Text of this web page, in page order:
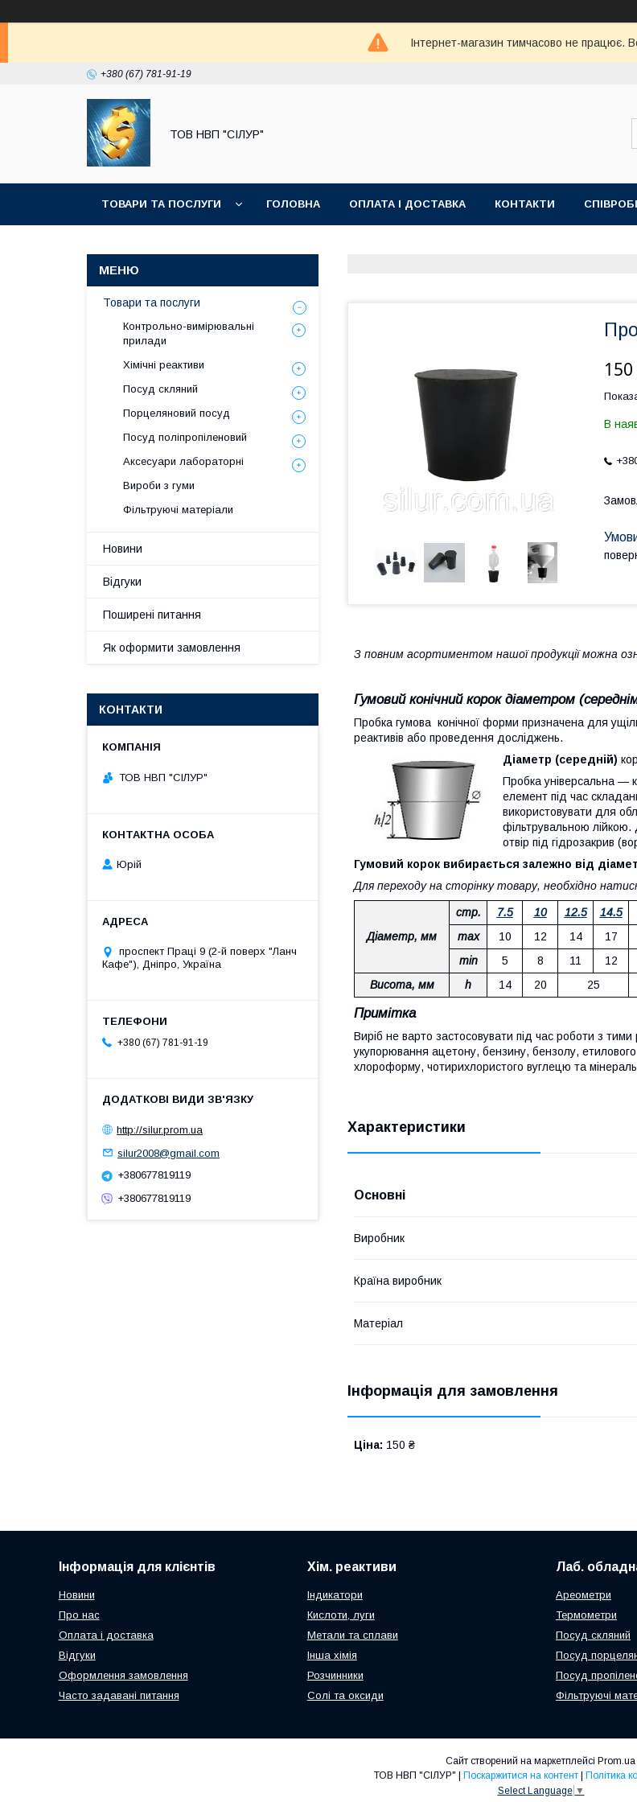
Інтернет-магазин тимчасово не працює.
+380 (67) 781-91-19
ТОВ НВП "СІЛУР"
ТОВАРИ ТА ПОСЛУГИ ГОЛОВНА ОПЛАТА І ДОСТАВКА КОНТАКТИ
В
З повним асортиментом нашої продукції можна
Гумовий конічний корок діаметром
Пробка гумова конічної форми призначена для
реактивів або проведення досліджень.
Діаметр (середній)
Пробка універсальна —
елемент під час
використовувати для
фільтрувальною лійкою.
отвір під гідрозакрив
Гумовий корок вибирається залежно від
Для переходу на сторінку товару, необхідно
Діаметр, мм
стр. 7.5 10 12.5 14.5
max
10 12 14 17
min
5 8 11 12
Висота, мм
h 14 20 25
Примітка
Виріб не варто застосовувати під час роботи з
укупорювання ацетону, бензину, бензолу,
хлороформу, чотирихлористого вуглецю та
Характеристики
Основні
Виробник
Країна виробник
Матеріал
Інформація для замовлення
Ціна: 150 ₴
Товари та послуги
Контрольно-вимірювальні
прилади
Хімічні реактиви
Посуд скляний
Порцеляновий посуд
Посуд поліпропіленовий
Аксесуари лабораторні
Вироби з гуми
Фільтруючі матеріали
Новини
Відгуки
Поширені питання
Як оформити замовлення
КОНТАКТИ
ТОВ НВП "СІЛУР"
Юрій
проспект Праці 9 (2-й поверх "Ланч
Кафе"), Дніпро, Україна
+380 (67) 781-91-19
http://silur.prom.ua
silur2008@gmail.com
+380677819119
+380677819119
Інформація для клієнтів
Новини
Про нас
Оплата і доставка
Відгуки
Оформлення замовлення
Часто задавані питання
Хім. реактиви
Індикатори
Кислоти, луги
Метали та сплави
Інша хімія
Розчинники
Солі та оксиди
Лаб.
Ареометри
Термометри
Посуд скляний
Посуд
Посуд
Фільтруючі
Сайт створений на маркетплейсі Prom.ua
Поскаржитися на контент
Політика
Select Language ▼